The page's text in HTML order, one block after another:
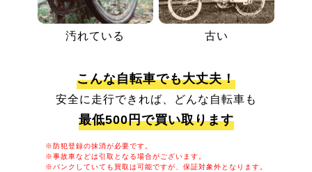
汚れている 古い
こんな自転車でも大丈夫！
安全に走行できれば、どんな自転車も
最低500円で買い取ります
※防犯登録の抹消が必要です。
※事故車などは引取となる場合がございます。
※パンクしていても買取は可能ですが、保証対象外となります。